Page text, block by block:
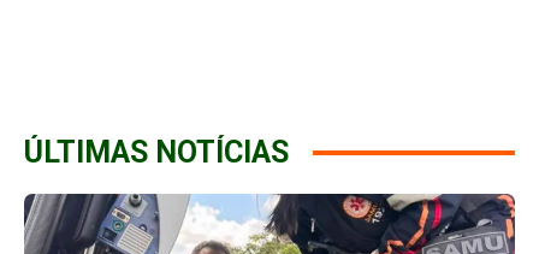
ÚLTIMAS NOTÍCIAS